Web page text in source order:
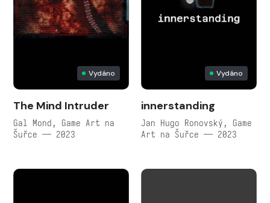
Vydáno
The Mind Intruder
Gal Mond, Game Art na
Šuřce — 2023
Vydáno
innerstanding
Jan Hugo Ronovský, Game
Art na Šuřce — 2023